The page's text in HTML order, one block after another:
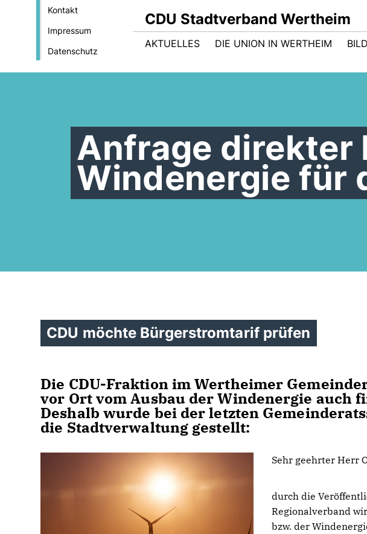
Kontakt
Impressum
Datenschutz
CDU Stadtverband Wertheim
AKTUELLES DIE UNION IN WERTHEIM
Anfrage direkter
Windenergie für
CDU möchte Bürgerstromtarif prüfen
Die CDU-Fraktion im Wertheimer
vor Ort vom Ausbau der Windenergie auch
Deshalb wurde bei der letzten
die Stadtverwaltung gestellt:
Sehr geehrter Herr
durch die
Regionalverband
bzw. der